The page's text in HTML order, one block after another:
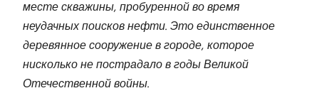
месте скважины, пробуренной во время
неудачных поисков нефти. Это единственное
деревянное сооружение в городе, которое
нисколько не пострадало в годы Великой
Отечественной войны.